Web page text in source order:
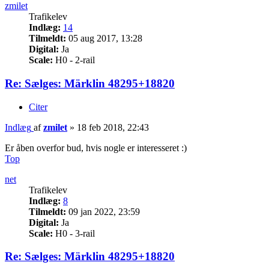
zmilet
Trafikelev
Indlæg: 14
Tilmeldt: 05 aug 2017, 13:28
Digital: Ja
Scale: H0 - 2-rail
Re: Sælges: Märklin 48295+18820
Citer
Indlæg afzmilet » 18 feb 2018, 22:43
Er åben overfor bud, hvis nogle er interesseret :)
Top
net
Trafikelev
Indlæg: 8
Tilmeldt: 09 jan 2022, 23:59
Digital: Ja
Scale: H0 - 3-rail
Re: Sælges: Märklin 48295+18820